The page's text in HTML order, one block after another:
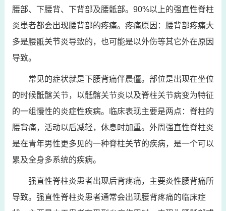
腰部、下腰背、下背部及腰骶部。90%以上的强直性脊柱
炎患者都会出现腰背部的疼痛。疼痛原因：腰背部疼痛大
多是腰骶关节炎导致的，也可能是以外伤等其它外在原因
导致。
常见的症状就是下腰背痛伴晨僵。部位是出现在坐位
的时候骶髂关节，以骶髂关节炎以及脊柱关节病变为特征
的一组慢性的炎症性疾病。临床表现主要是两点：脊柱的
腰背痛，活动以后减轻，休息时加重。外周强直性脊柱炎
是在青年男性更多见的一种脊柱关节的疾病，是一个可以
累及全身多系统的疾病。
强直性脊柱炎患者出现后背疼痛，主要炎性腰背痛所
导致。强直性脊柱炎患者通常会出现腰背疼痛的临床症